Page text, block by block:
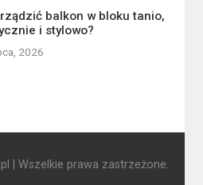
balkon w bloku tanio,
i stylowo?
2026
| Wszelkie prawa zastrzeżone.